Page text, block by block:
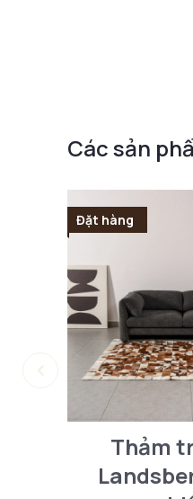
Các sản
Đặt hàng
Thảm